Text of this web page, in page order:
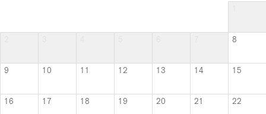
8
9 10 11 12 13 14 15
16 17 18 19 20 21 22